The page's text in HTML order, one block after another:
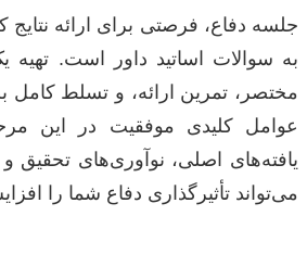
جلسه دفاع، فرصتی برای ارائه
به سوالات اساتید داور است. تهیه
مختصر، تمرین ارائه، و تسلط کامل بر
عوامل کلیدی موفقیت در این
یافته‌های اصلی، نوآوری‌های تحقیق
می‌تواند تأثیرگذاری دفاع شما را